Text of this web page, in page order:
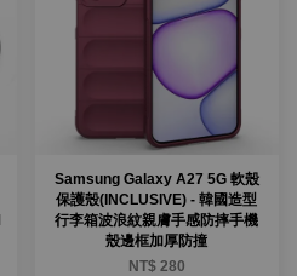
Samsung Galaxy A27 5G 軟殼
保護殼(INCLUSIVE) - 韓國造型
行李箱波浪紋親膚手感防摔手機
殼邊框加厚防撞
NT$ 280